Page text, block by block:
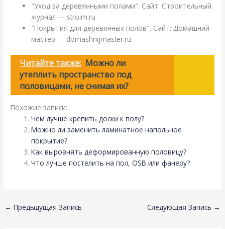
"Уход за деревянными полами". Сайт: Строительный
журнал — stroim.ru
"Покрытия для деревянных полов". Сайт: Домашний
мастер — domashnijmaster.ru
Читайте также: Можно ли
утеплить пространство под
половицами, не снимая их?
Похожие записи:
Чем лучше крепить доски к полу?
Можно ли заменить ламинатное напольное
покрытие?
Как выровнять деформированную половицу?
Что лучше постелить на пол, OSB или фанеру?
← Предыдущая Запись Следующая Запись →